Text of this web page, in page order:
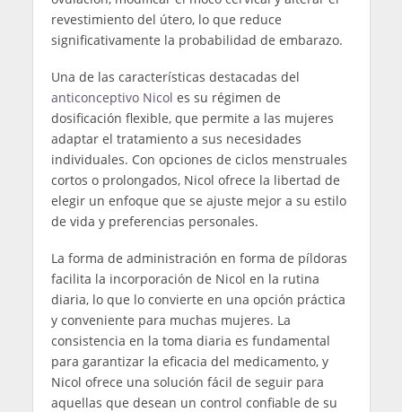
revestimiento del útero, lo que reduce
significativamente la probabilidad de embarazo.
Una de las características destacadas del
anticonceptivo Nicol es su régimen de
dosificación flexible, que permite a las mujeres
adaptar el tratamiento a sus necesidades
individuales. Con opciones de ciclos menstruales
cortos o prolongados, Nicol ofrece la libertad de
elegir un enfoque que se ajuste mejor a su estilo
de vida y preferencias personales.
La forma de administración en forma de píldoras
facilita la incorporación de Nicol en la rutina
diaria, lo que lo convierte en una opción práctica
y conveniente para muchas mujeres. La
consistencia en la toma diaria es fundamental
para garantizar la eficacia del medicamento, y
Nicol ofrece una solución fácil de seguir para
aquellas que desean un control confiable de su